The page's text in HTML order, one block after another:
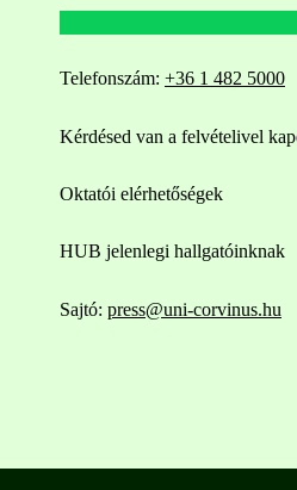
Telefonszám: +36 1 482 5000
Kérdésed van a felvételivel
Oktatói elérhetőségek
HUB jelenlegi hallgatóinknak
Sajtó: press@uni-corvinus.hu